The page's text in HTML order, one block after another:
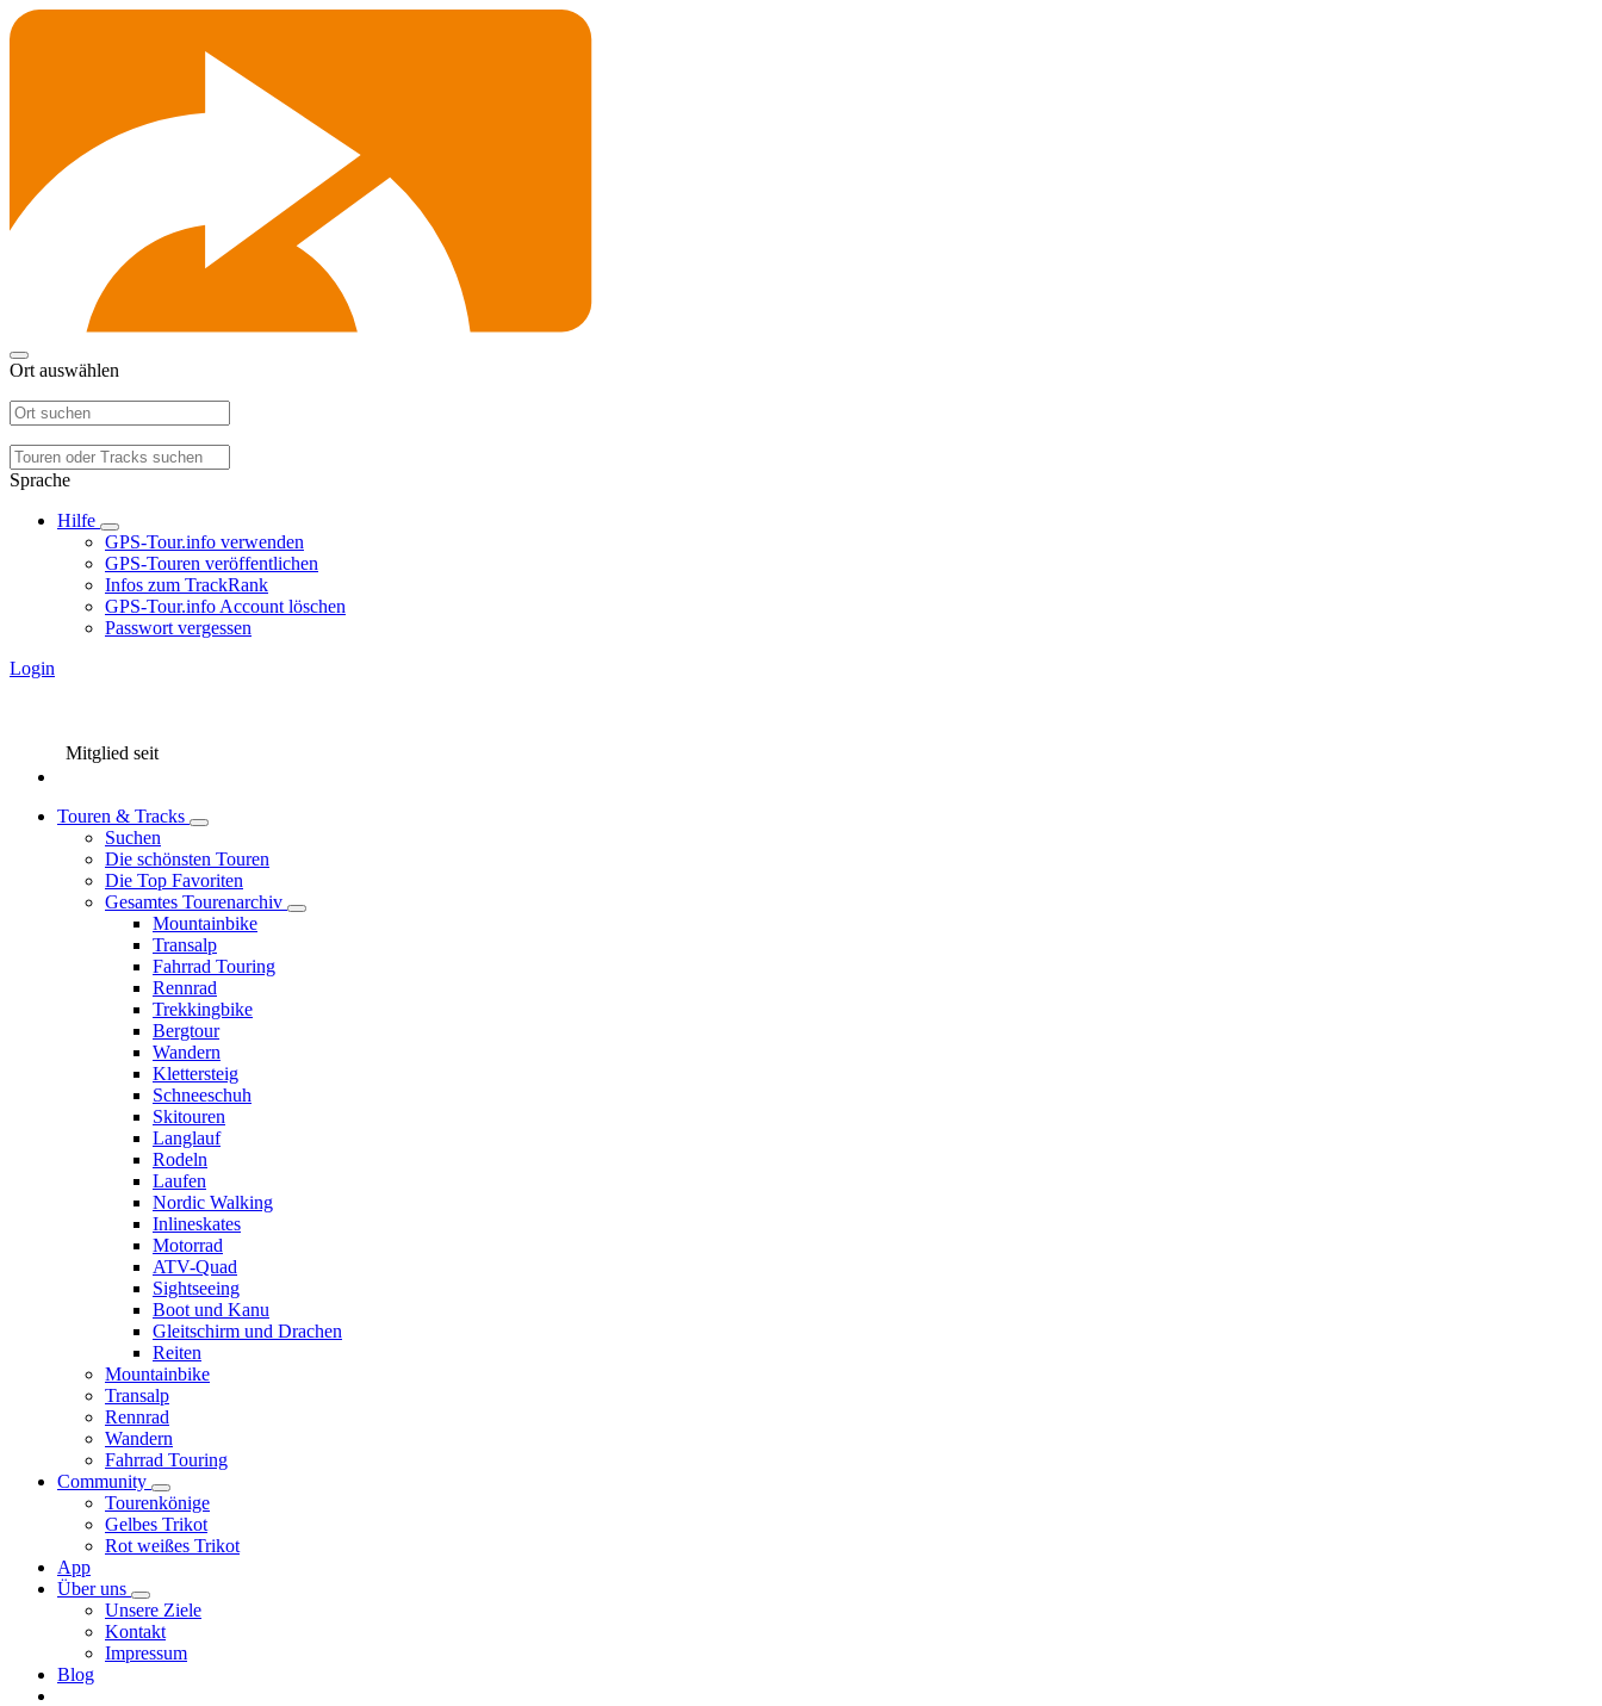
Ort auswählen
Sprache
Hilfe
GPS-Tour.info verwenden
GPS-Touren veröffentlichen
Infos zum TrackRank
GPS-Tour.info Account löschen
Passwort vergessen
Login
Mitglied seit
Touren & Tracks
Suchen
Die schönsten Touren
Die Top Favoriten
Gesamtes Tourenarchiv
Mountainbike
Transalp
Fahrrad Touring
Rennrad
Trekkingbike
Bergtour
Wandern
Klettersteig
Schneeschuh
Skitouren
Langlauf
Rodeln
Laufen
Nordic Walking
Inlineskates
Motorrad
ATV-Quad
Sightseeing
Boot und Kanu
Gleitschirm und Drachen
Reiten
Mountainbike
Transalp
Rennrad
Wandern
Fahrrad Touring
Community
Tourenkönige
Gelbes Trikot
Rot weißes Trikot
App
Über uns
Unsere Ziele
Kontakt
Impressum
Blog